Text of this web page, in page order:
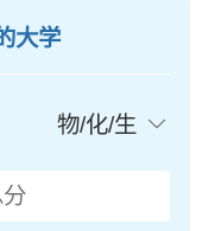
大学
物/化/生